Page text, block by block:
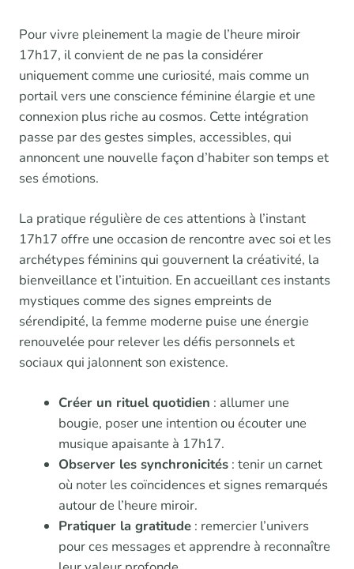
Pour vivre pleinement la magie de l’heure miroir
17h17, il convient de ne pas la considérer
uniquement comme une curiosité, mais comme un
portail vers une conscience féminine élargie et une
connexion plus riche au cosmos. Cette intégration
passe par des gestes simples, accessibles, qui
annoncent une nouvelle façon d’habiter son temps et
ses émotions.
La pratique régulière de ces attentions à l’instant
17h17 offre une occasion de rencontre avec soi et les
archétypes féminins qui gouvernent la créativité, la
bienveillance et l’intuition. En accueillant ces instants
mystiques comme des signes empreints de
sérendipité, la femme moderne puise une énergie
renouvelée pour relever les défis personnels et
sociaux qui jalonnent son existence.
Créer un rituel quotidien : allumer une
bougie, poser une intention ou écouter une
musique apaisante à 17h17.
Observer les synchronicités: tenir un carnet
où noter les coïncidences et signes remarqués
autour de l’heure miroir.
Pratiquer la gratitude: remercier l’univers
pour ces messages et apprendre à reconnaître